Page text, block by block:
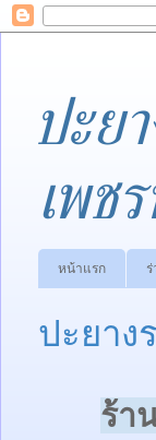
ปะย
เพช
หน้าแรก
ปะยาง
ร้า